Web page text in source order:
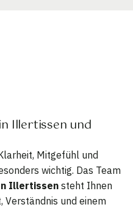
Illertissen und
Mitgefühl und
wichtig. Das Team
Illertissen steht Ihnen
Verständnis und einem